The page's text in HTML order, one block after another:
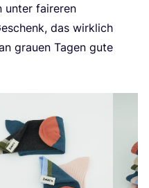
unter fai­re­ren
das wirk­lich
grau­en Tagen gute